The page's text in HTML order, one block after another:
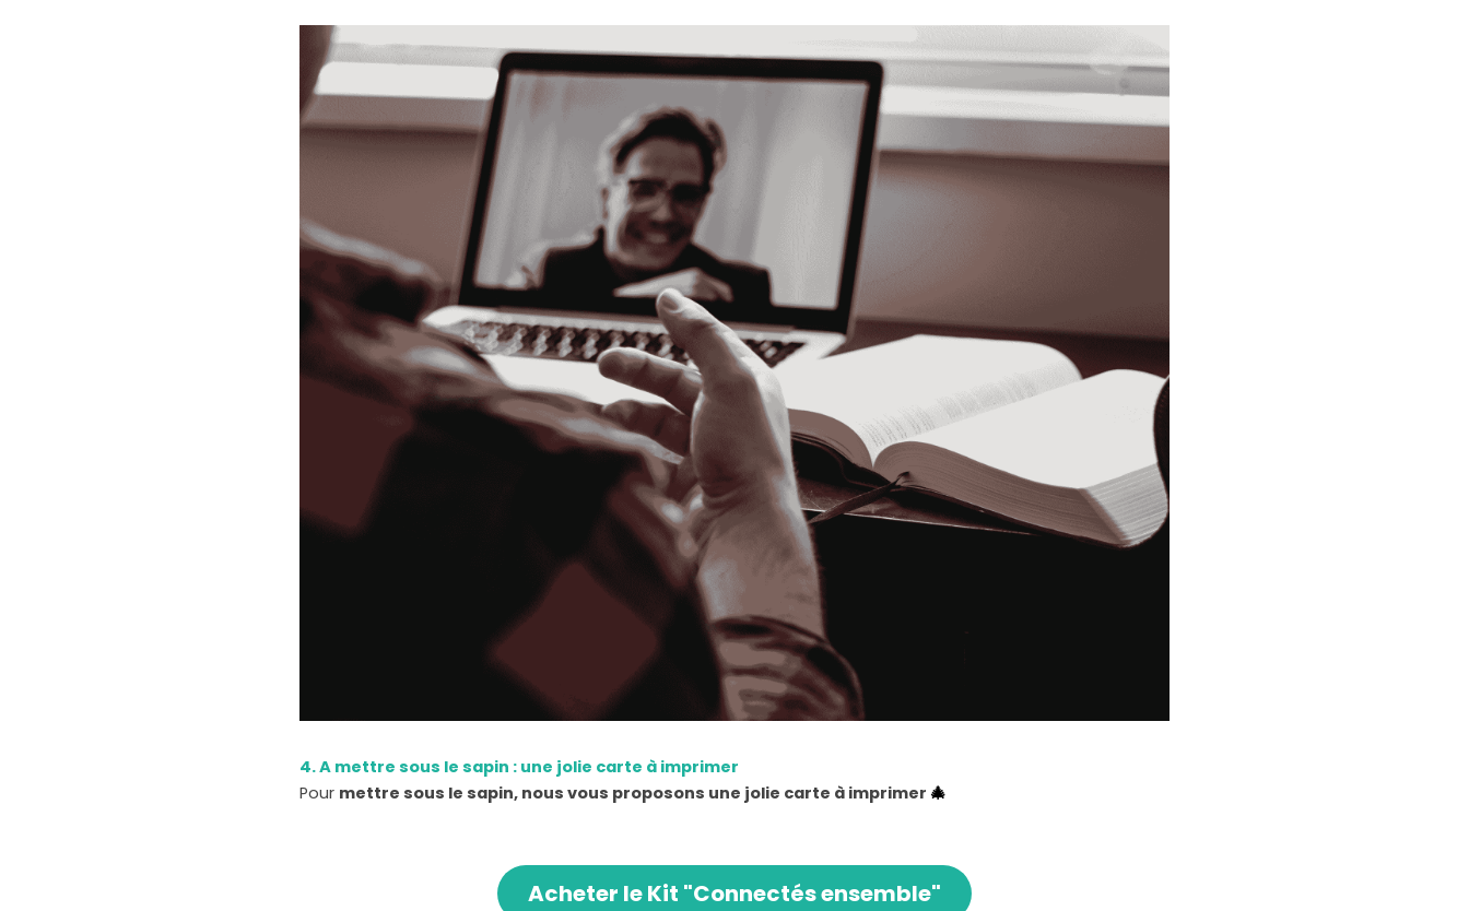
4. A mettre sous le sapin : une jolie carte à imprimer
Pour mettre sous le sapin, nous vous proposons une jolie carte à imprimer 🎄
Acheter le Kit "Connectés ensemble"